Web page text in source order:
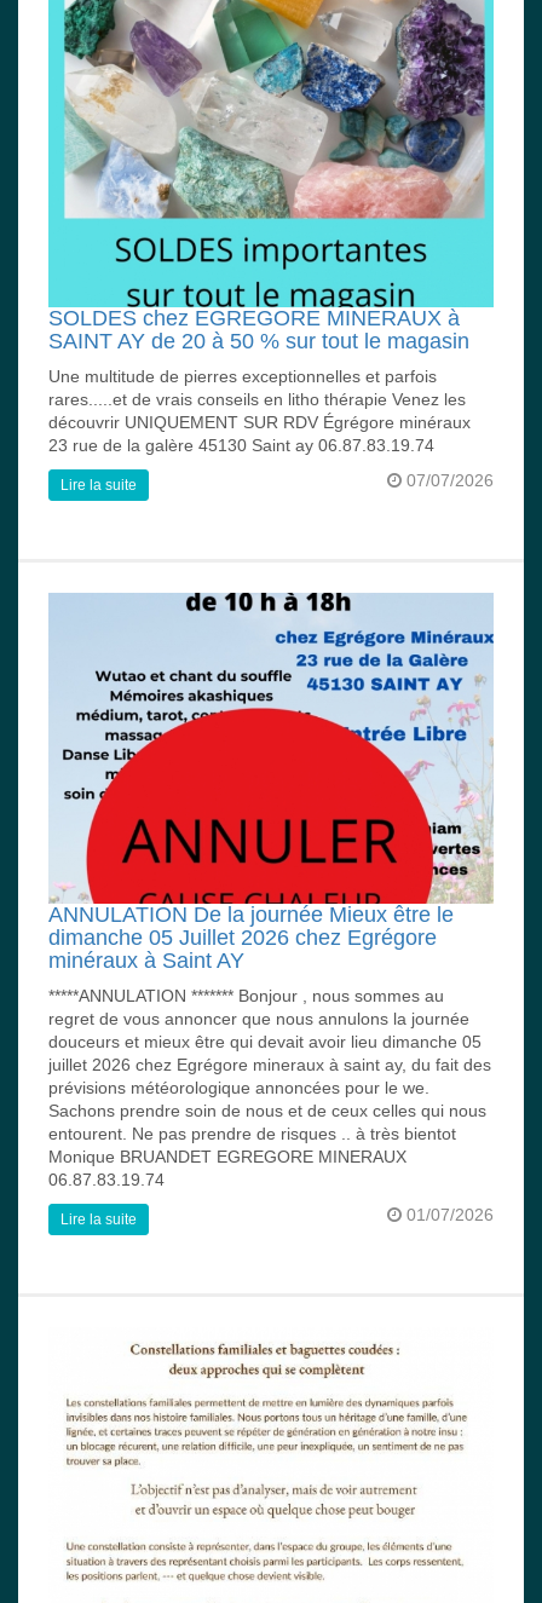
SOLDES chez EGREGORE MINERAUX à
SAINT AY de 20 à 50 % sur tout le magasin
Une multitude de pierres exceptionnelles et parfois
rares.....et de vrais conseils en litho thérapie Venez les
découvrir UNIQUEMENT SUR RDV Égrégore minéraux
23 rue de la galère 45130 Saint ay 06.87.83.19.74
07/07/2026
Lire la suite
ANNULATION De la journée Mieux être le
dimanche 05 Juillet 2026 chez Egrégore
minéraux à Saint AY
*****ANNULATION ******* Bonjour , nous sommes au
regret de vous annoncer que nous annulons la journée
douceurs et mieux être qui devait avoir lieu dimanche 05
juillet 2026 chez Egrégore mineraux à saint ay, du fait des
prévisions météorologique annoncées pour le we.
Sachons prendre soin de nous et de ceux celles qui nous
entourent. Ne pas prendre de risques .. à très bientot
Monique BRUANDET EGREGORE MINERAUX
06.87.83.19.74
01/07/2026
Lire la suite